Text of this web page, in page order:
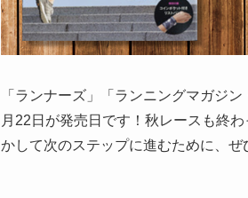
「ランナーズ」「ランニングマガジ
月22日が発売日です！秋レースも終
かして次のステップに進むために、ぜ